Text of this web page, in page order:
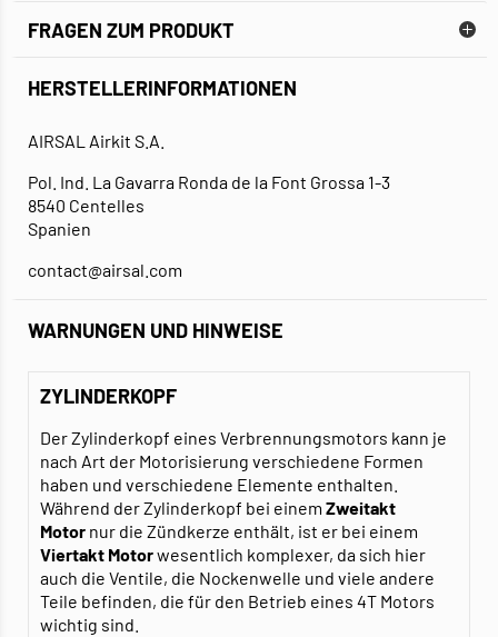
FRAGEN ZUM PRODUKT
HERSTELLERINFORMATIONEN
AIRSAL Airkit S.A.
Pol. Ind. La Gavarra Ronda de la Font Grossa 1-3
8540 Centelles
Spanien
contact@airsal.com
WARNUNGEN UND HINWEISE
ZYLINDERKOPF
Der Zylinderkopf eines Verbrennungsmotors kann je
nach Art der Motorisierung verschiedene Formen
haben und verschiedene Elemente enthalten.
Während der Zylinderkopf bei einem Zweitakt
Motor nur die Zündkerze enthält, ist er bei einem
Viertakt Motorwesentlich komplexer, da sich hier
auch die Ventile, die Nockenwelle und viele andere
Teile befinden, die für den Betrieb eines 4T Motors
wichtig sind.